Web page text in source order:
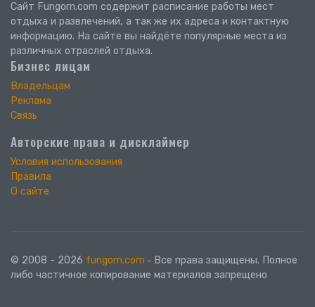
Сайт Fungorn.com содержит расписание работы мест
отдыха и развлечений, а так же их адреса и контактную
информацию. На сайте вы найдёте популярные места из
различных отраслей отдыха.
Бизнес лицам
Владельцам
Реклама
Связь
Авторские права и дисклаймер
Условия использования
Правила
О сайте
© 2008 - 2026 fungorn.com ‐ Все права защищены. Полное
либо частичное копирование материалов запрещено